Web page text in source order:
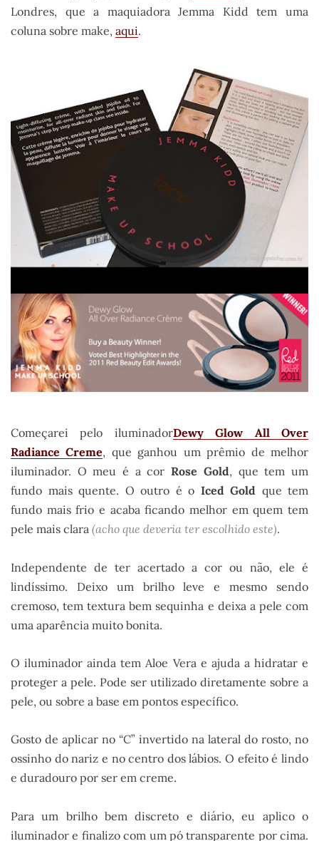
Londres, que a maquiadora Jemma Kidd tem uma
coluna sobre make, aqui.
Começarei pelo iluminadorDewy Glow All Over
Radiance Creme, que ganhou um prêmio de melhor
iluminador. O meu é a corRose Gold, que tem um
fundo mais quente. O outro é o Iced Gold que tem
fundo mais frio e acaba ficando melhor em quem tem
pele mais clara (acho que deveria ter escolhido este).
Independente de ter acertado a cor ou não, ele é
lindíssimo. Deixo um brilho leve e mesmo sendo
cremoso, tem textura bem sequinha e deixa a pele com
uma aparência muito bonita.
O iluminador ainda tem Aloe Vera e ajuda a hidratar e
proteger a pele. Pode ser utilizado diretamente sobre a
pele, ou sobre a base em pontos específico.
Gosto de aplicar no “C” invertido na lateral do rosto, no
ossinho do nariz e no centro dos lábios. O efeito é lindo
e duradouro por ser em creme.
Para um brilho bem discreto e diário, eu aplico o
iluminador e finalizo com um pó transparente por cima.